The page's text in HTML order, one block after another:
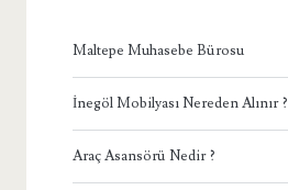
Maltepe Muhasebe Bürosu
İnegöl Mobilyası Nereden Alınır ?
Araç Asansörü Nedir ?